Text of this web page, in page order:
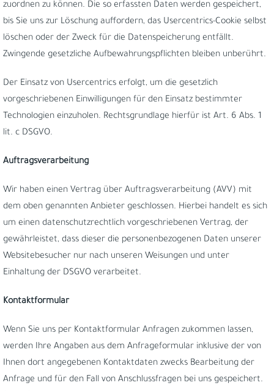
zuordnen zu können. Die so erfassten Daten werden gespeichert,
bis Sie uns zur Löschung auffordern, das Usercentrics-Cookie selbst
löschen oder der Zweck für die Datenspeicherung entfällt.
Zwingende gesetzliche Aufbewahrungspflichten bleiben unberührt.
Der Einsatz von Usercentrics erfolgt, um die gesetzlich
vorgeschriebenen Einwilligungen für den Einsatz bestimmter
Technologien einzuholen. Rechtsgrundlage hierfür ist Art. 6 Abs. 1
lit. c DSGVO.
Auftragsverarbeitung
Wir haben einen Vertrag über Auftragsverarbeitung (AVV) mit
dem oben genannten Anbieter geschlossen. Hierbei handelt es sich
um einen datenschutzrechtlich vorgeschriebenen Vertrag, der
gewährleistet, dass dieser die personenbezogenen Daten unserer
Websitebesucher nur nach unseren Weisungen und unter
Einhaltung der DSGVO verarbeitet.
Kontaktformular
Wenn Sie uns per Kontaktformular Anfragen zukommen lassen,
werden Ihre Angaben aus dem Anfrageformular inklusive der von
Ihnen dort angegebenen Kontaktdaten zwecks Bearbeitung der
Anfrage und für den Fall von Anschlussfragen bei uns gespeichert.